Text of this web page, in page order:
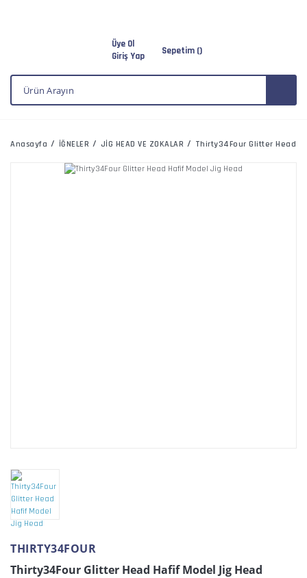
Üye Ol
Giriş Yap
Sepetim ()
Anasayfa İĞNELER JİG HEAD VE ZOKALAR Thirty34Four Glitter Head
THIRTY34FOUR
Thirty34Four Glitter Head Hafif Model Jig Head